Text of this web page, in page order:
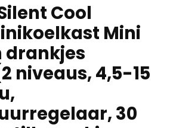
Cool
Mini
drankjes
niveaus, 4,5-15
30